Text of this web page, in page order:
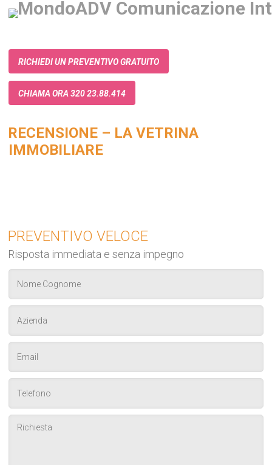
RICHIEDI UN PREVENTIVO GRATUITO
CHIAMA ORA 320 23.88.414
RECENSIONE – LA VETRINA
IMMOBILIARE
PREVENTIVO VELOCE
Risposta immediata e senza impegno